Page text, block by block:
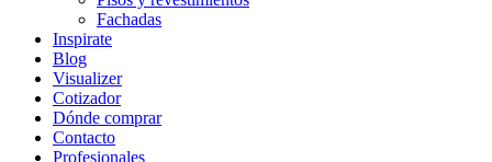
Fachadas
Inspirate
Blog
Visualizer
Cotizador
Dónde comprar
Contacto
Profesionales